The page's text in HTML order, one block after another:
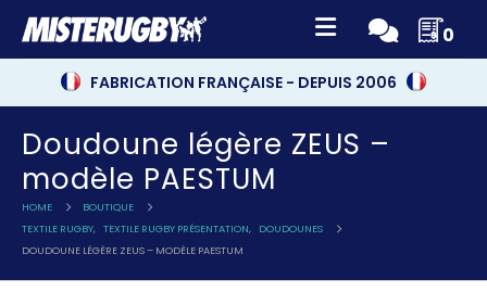
0
FABRICATION FRANÇAISE - DEPUIS 2006
Doudoune légère ZEUS –
modèle PAESTUM
HOME
BOUTIQUE
TEXTILE RUGBY, TEXTILE RUGBY PRÉSENTATION,
DOUDOUNES
DOUDOUNE LÉGÈRE ZEUS – MODÈLE PAESTUM